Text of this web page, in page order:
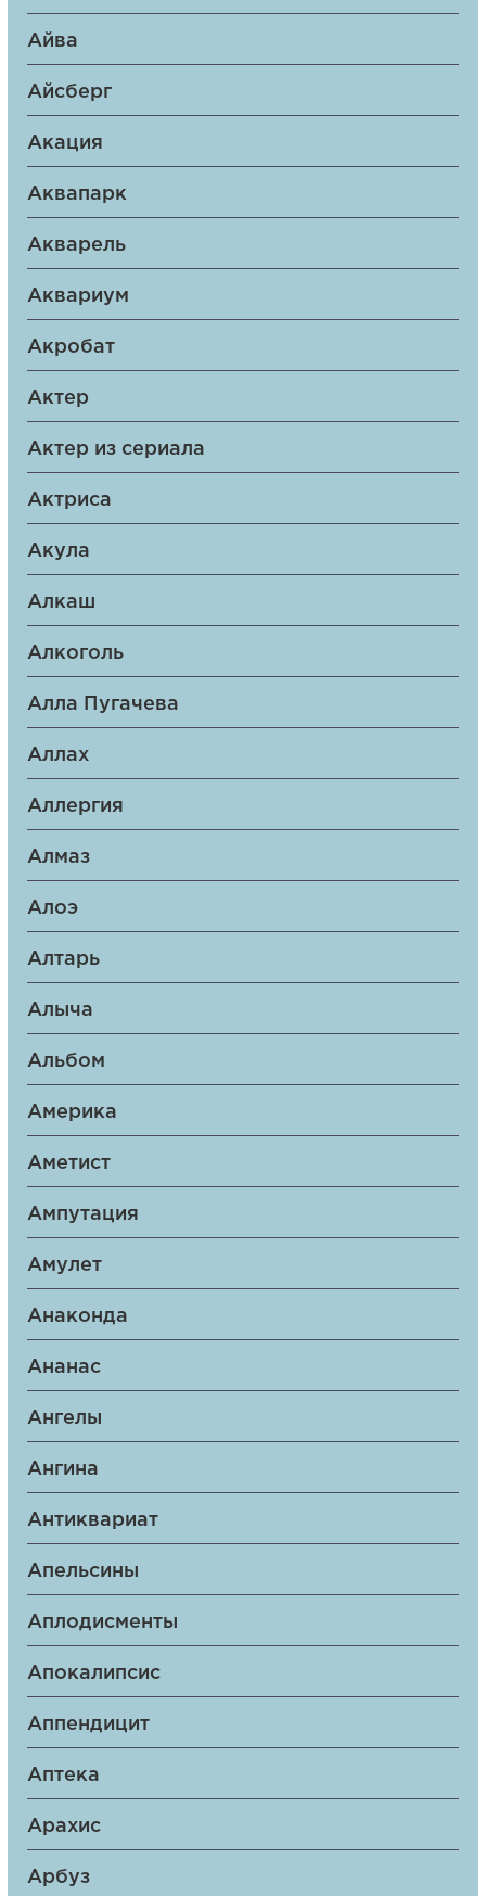
Айва
Айсберг
Акация
Аквапарк
Акварель
Аквариум
Акробат
Актер
Актер из сериала
Актриса
Акула
Алкаш
Алкоголь
Алла Пугачева
Аллах
Аллергия
Алмаз
Алоэ
Алтарь
Алыча
Альбом
Америка
Аметист
Ампутация
Амулет
Анаконда
Ананас
Ангелы
Ангина
Антиквариат
Апельсины
Аплодисменты
Апокалипсис
Аппендицит
Аптека
Арахис
Арбуз